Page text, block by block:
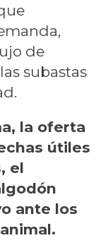
de
subastas
la oferta
útiles
el
ante los